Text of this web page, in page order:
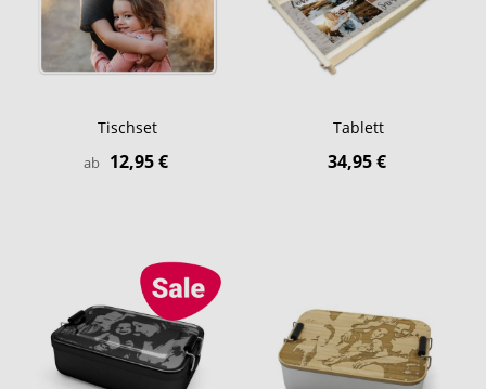
Tischset
ab 12,95 €
Tablett
34,95 €